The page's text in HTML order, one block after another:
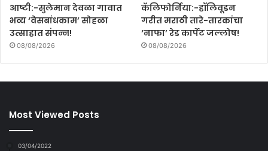
आष्टी:-सुलेमान देवळा गावात
भव्य ‘वेसबांधकाम’ सोहळा
उत्साहात संपन्न!
08/08/2026
कॅलिफोर्निया:-हॉलिवूडन
गरीत मराठी तारे-तारकांचा
‘नाफा’ रेड कार्पेट जल्लोष!
08/08/2026
Most Viewed Posts
03/04/2022